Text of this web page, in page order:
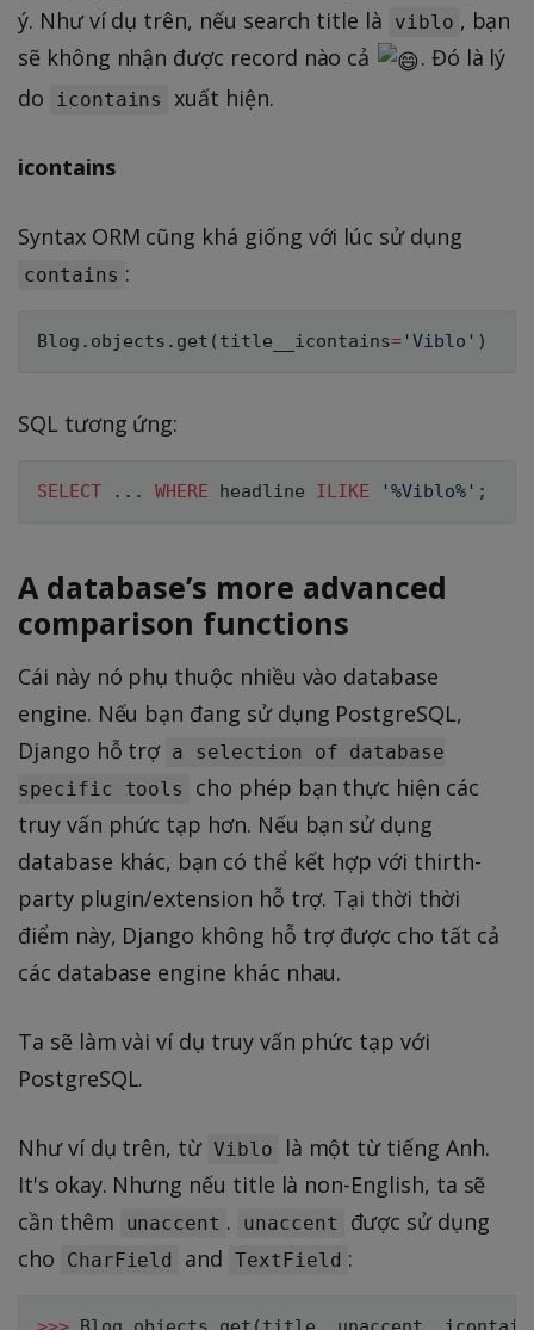
ý. Như ví dụ trên, nếu search title là
viblo , bạn
sẽ không nhận được record nào cả
. Đó là lý
do
icontains xuất hiện.
icontains
Syntax ORM cũng khá giống với lúc sử dụng
contains :
Blog . objects . get ( title__icontains= 'Viblo' )
SQL tương ứng:
SELECT . . . WHERE headline ILIKE '%Viblo%' ;
A database’s more advanced
comparison functions
Cái này nó phụ thuộc nhiều vào database
engine. Nếu bạn đang sử dụng PostgreSQL,
Django hỗ trợ a selection of database
specific tools
cho phép bạn thực hiện các
truy vấn phức tạp hơn. Nếu bạn sử dụng
database khác, bạn có thể kết hợp với thirth-
party plugin/extension hỗ trợ. Tại thời thời
điểm này, Django không hỗ trợ được cho tất cả
các database engine khác nhau.
Ta sẽ làm vài ví dụ truy vấn phức tạp với
PostgreSQL.
Như ví dụ trên, từ Viblo
là một từ tiếng Anh.
It's okay. Nhưng nếu title là non-English, ta sẽ
cần thêm
unaccent . unaccent
được sử dụng
cho
CharField and TextField :